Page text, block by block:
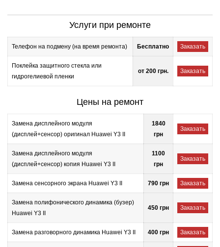
Услуги при ремонте
Телефон на подмену (на время ремонта) Бесплатно Заказать
Поклейка защитного стекла или
гидрогелиевой пленки
от 200 грн. Заказать
Цены на ремонт
Замена дисплейного модуля
(дисплей+сенсор) оригинал Huawei Y3 II
1840
грн
Заказать
Замена дисплейного модуля
(дисплей+сенсор) копия Huawei Y3 II
1100
грн
Заказать
Замена сенсорного экрана Huawei Y3 II 790 грн Заказать
Замена полифонического динамика (бузер)
Huawei Y3 II
450 грн Заказать
Замена разговорного динамика Huawei Y3 II 400 грн Заказать